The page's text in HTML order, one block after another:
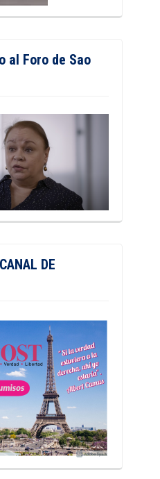
al Foro de Sao
DE